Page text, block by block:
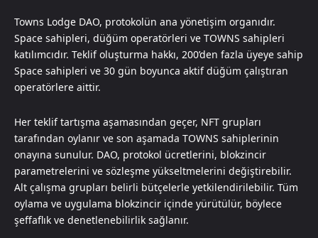
Towns Lodge DAO, protokolün ana yönetişim organıdır.
Space sahipleri, düğüm operatörleri ve TOWNS sahipleri
katılımcıdır. Teklif oluşturma hakkı, 200’den fazla üyeye sahip
Space sahipleri ve 30 gün boyunca aktif düğüm çalıştıran
operatörlere aittir.
Her teklif tartışma aşamasından geçer, NFT grupları
tarafından oylanır ve son aşamada TOWNS sahiplerinin
onayına sunulur. DAO, protokol ücretlerini, blokzincir
parametrelerini ve sözleşme yükseltmelerini değiştirebilir.
Alt çalışma grupları belirli bütçelerle yetkilendirilebilir. Tüm
oylama ve uygulama blokzincir içinde yürütülür, böylece
şeffaflık ve denetlenebilirlik sağlanır.